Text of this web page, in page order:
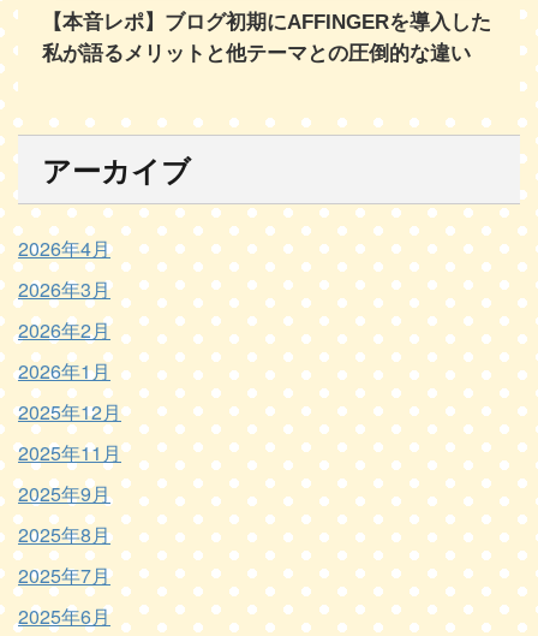
【本音レポ】ブログ初期にAFFINGERを導入した
私が語るメリットと他テーマとの圧倒的な違い
アーカイブ
2026年4月
2026年3月
2026年2月
2026年1月
2025年12月
2025年11月
2025年9月
2025年8月
2025年7月
2025年6月